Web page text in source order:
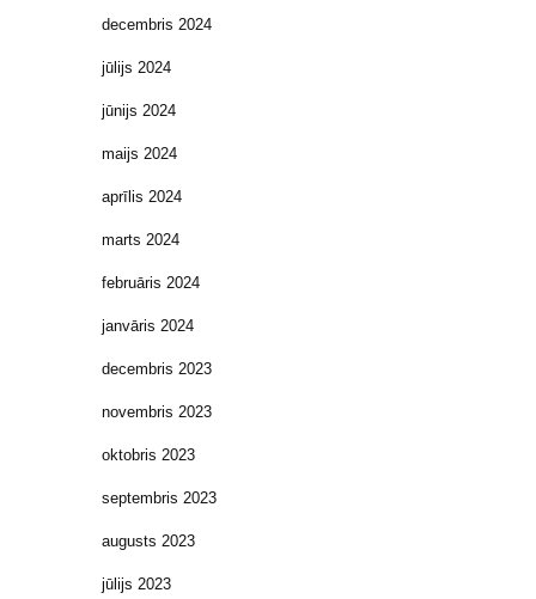
decembris 2024
jūlijs 2024
jūnijs 2024
maijs 2024
aprīlis 2024
marts 2024
februāris 2024
janvāris 2024
decembris 2023
novembris 2023
oktobris 2023
septembris 2023
augusts 2023
jūlijs 2023